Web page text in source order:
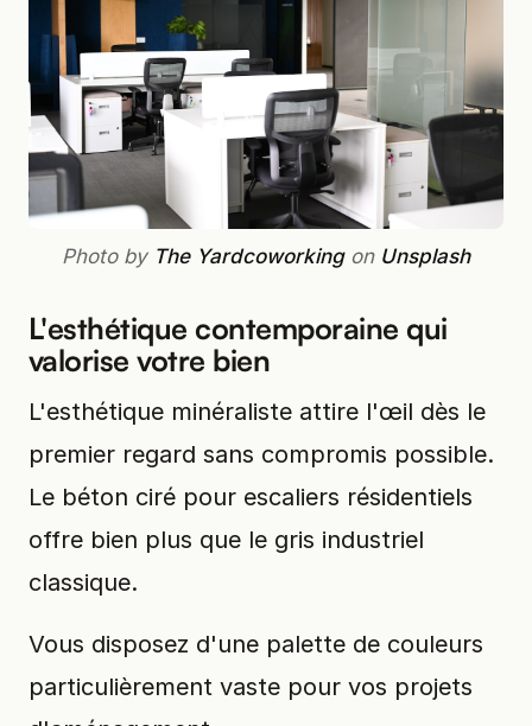
Photo by The Yardcoworkingon Unsplash
L'esthétique contemporaine qui
valorise votre bien
L'esthétique minéraliste attire l'œil dès le
premier regard sans compromis possible.
Le béton ciré pour escaliers résidentiels
offre bien plus que le gris industriel
classique.
Vous disposez d'une palette de couleurs
particulièrement vaste pour vos projets